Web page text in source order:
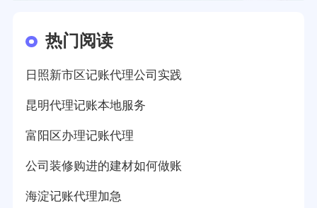
热门阅读
日照新市区记账代理公司实践
昆明代理记账本地服务
富阳区办理记账代理
公司装修购进的建材如何做账
海淀记账代理加急